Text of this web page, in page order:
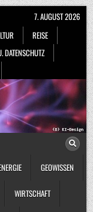
REISE
DATENSCHUTZ
7. AUGUST 2026
GEOWISSEN
WIRTSCHAFT